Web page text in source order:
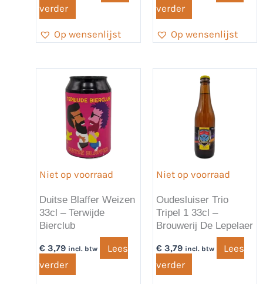
verder
Op wensenlijst
verder
Op wensenlijst
Niet op voorraad
Duitse Blaffer Weizen
33cl – Terwijde
Bierclub
€ 3,79 incl. btw
Lees
verder
Niet op voorraad
Oudesluiser Trio
Tripel 1 33cl –
Brouwerij De Lepelaer
€3,79 incl. btw
Lees
verder